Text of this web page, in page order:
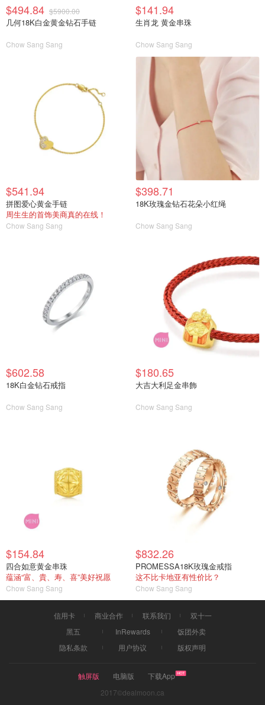
$494.84 $5900.00
几何18K白金黄金钻石手链
Chow Sang Sang
$141.94
生肖龙 黄金串珠
Chow Sang Sang
$541.94
拼图爱心黄金手链
周生生的首饰美商真的在线！
Chow Sang Sang
$398.71
18K玫瑰金钻石花朵小红绳
Chow Sang Sang
$602.58
18K白金钻石戒指
Chow Sang Sang
$180.65
大吉大利足金串飾
Chow Sang Sang
$154.84
四合如意黄金串珠
蕴涵“富、貴、寿、喜”美好祝愿
Chow Sang Sang
$832.26
PROMESSA18K玫瑰金戒指
这不比卡地亚有性价比？
Chow Sang Sang
信用卡 商业合作 联系我们
双十一
黑五
InRewards
饭团外卖
隐私条款
用户协议 版权声明
触屏版 电脑版
下载App
2017©dealmoon.ca